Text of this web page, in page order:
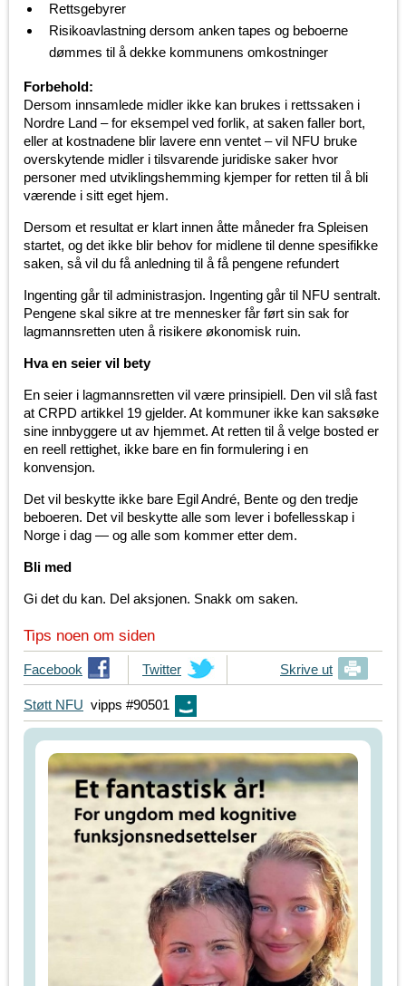
Rettsgebyrer
Risikoavlastning dersom anken tapes og beboerne
dømmes til å dekke kommunens omkostninger
Forbehold:
Dersom innsamlede midler ikke kan brukes i rettssaken i
Nordre Land – for eksempel ved forlik, at saken faller bort,
eller at kostnadene blir lavere enn ventet – vil NFU bruke
overskytende midler i tilsvarende juridiske saker hvor
personer med utviklingshemming kjemper for retten til å bli
værende i sitt eget hjem.
Dersom et resultat er klart innen åtte måneder fra Spleisen
startet, og det ikke blir behov for midlene til denne spesifikke
saken, så vil du få anledning til å få pengene refundert
Ingenting går til administrasjon. Ingenting går til NFU sentralt.
Pengene skal sikre at tre mennesker får ført sin sak for
lagmannsretten uten å risikere økonomisk ruin.
Hva en seier vil bety
En seier i lagmannsretten vil være prinsipiell. Den vil slå fast
at CRPD artikkel 19 gjelder. At kommuner ikke kan saksøke
sine innbyggere ut av hjemmet. At retten til å velge bosted er
en reell rettighet, ikke bare en fin formulering i en
konvensjon.
Det vil beskytte ikke bare Egil André, Bente og den tredje
beboeren. Det vil beskytte alle som lever i bofellesskap i
Norge i dag — og alle som kommer etter dem.
Bli med
Gi det du kan. Del aksjonen. Snakk om saken.
Tips noen om siden
T
i
p
s
Facebook
T
i
p
s
i
n
e
e
Twitter Skrive ut
Støtt NFU vipps #90501